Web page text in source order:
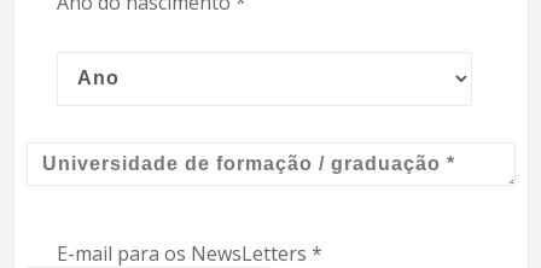
E-mail para os NewsLetters *